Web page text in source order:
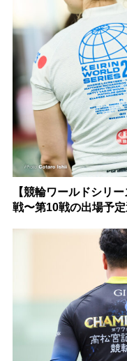
【競輪ワールドシリ
戦〜第10戦の出場予定